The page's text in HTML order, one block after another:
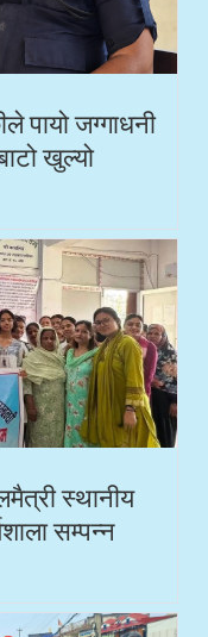
पायो जग्गाधनी
खुल्यो
स्थानीय
सम्पन्न